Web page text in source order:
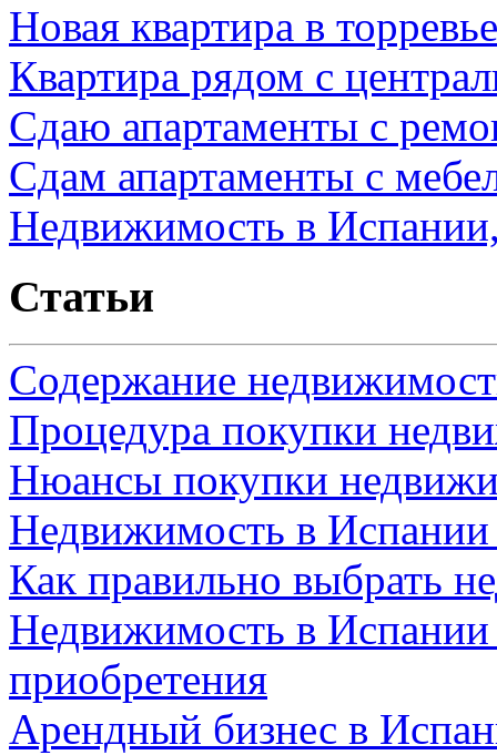
Новая квартира в
Квартира рядом с
Сдаю апартаменты с
Сдам апартаменты с
Недвижимость в
Статьи
Содержание
Процедура покупки
Нюансы покупки
Недвижимость в
Как правильно выбрать
Недвижимость в Испании
приобретения
Арендный бизнес в